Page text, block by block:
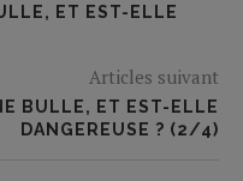
ET EST-ELLE
Articles suivant
BULLE, ET EST-ELLE
DANGEREUSE ? (2/4)